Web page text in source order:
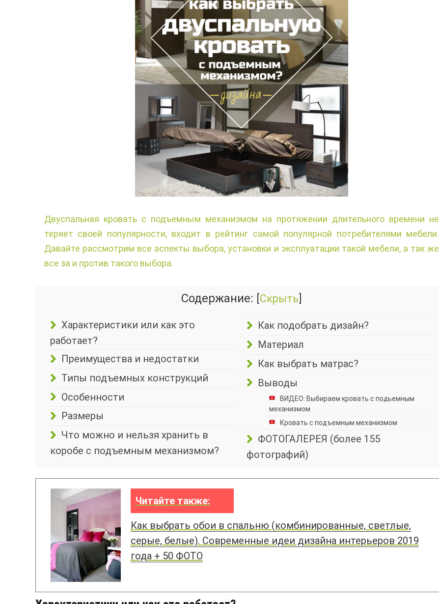
Двуспальная кровать с подъемным механизмом на протяжении длительного времени не
теряет своей популярности, входит в рейтинг самой популярной потребителями мебели.
Давайте рассмотрим все аспекты выбора, установки и эксплуатации такой мебели, а так же
все за и против такого выбора.
Содержание: Скрыть
Характеристики или как это
работает?
Преимущества и недостатки
Типы подъемных конструкций
Особенности
Размеры
Что можно и нельзя хранить в
коробе с подъемным механизмом?
Как подобрать дизайн?
Материал
Как выбрать матрас?
Выводы
ВИДЕО: Выбираем кровать с подьемным
механизмом
Кровать с подъемным механизмом
ФОТОГАЛЕРЕЯ (более 155
фотографий)
Читайте также:
Как выбрать обои в спальню (комбинированные, светлые,
серые, белые). Современные идеи дизайна интерьеров 2019
года + 50 ФОТО